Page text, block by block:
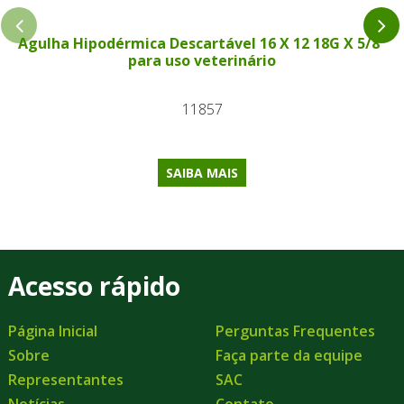
Agulha Hipodérmica Descartável 16 X 12 18G X 5/8"
para uso veterinário
11857
SAIBA MAIS
Acesso rápido
Página Inicial
Sobre
Representantes
Perguntas Frequentes
Faça parte da equipe
SAC